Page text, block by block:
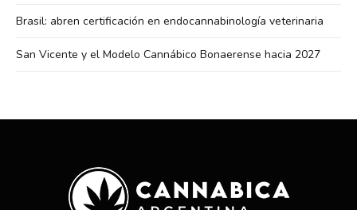
Brasil: abren certificación en endocannabinología veterinaria
San Vicente y el Modelo Cannábico Bonaerense hacia 2027